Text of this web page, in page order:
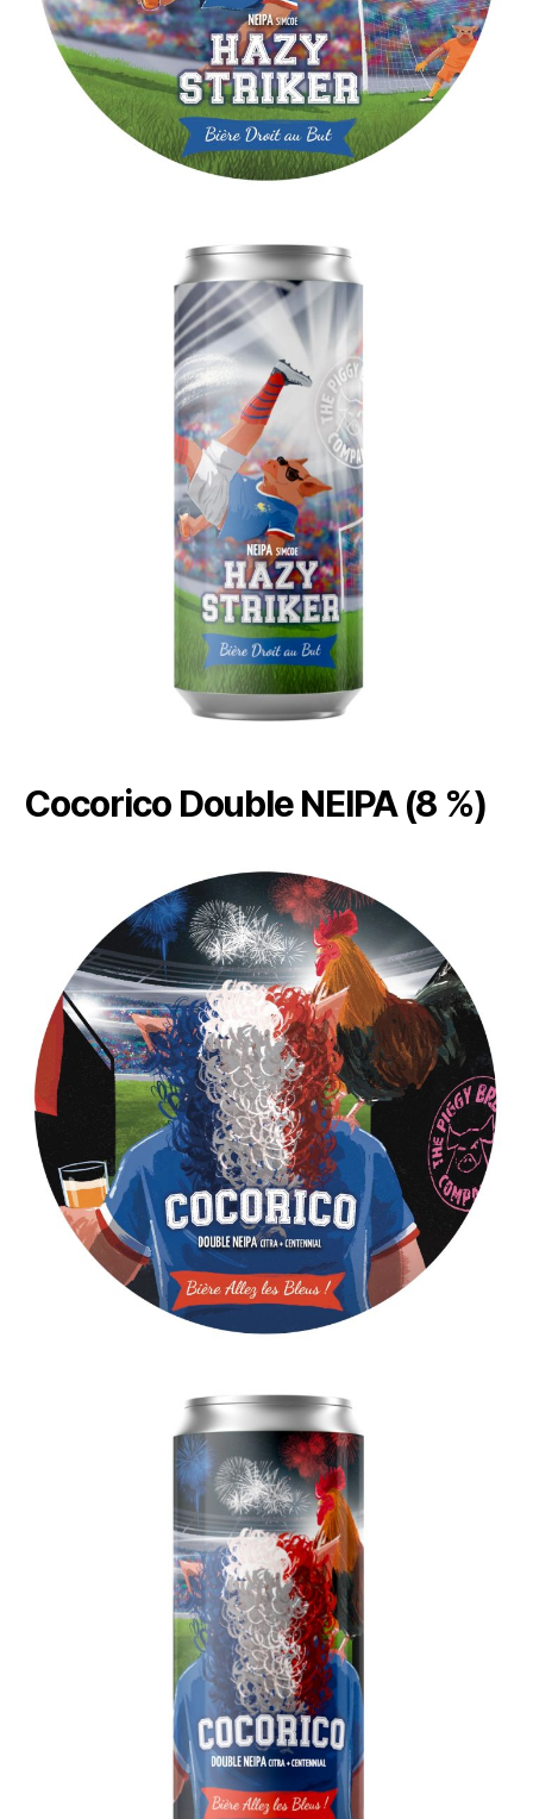
Cocorico Double NEIPA (8 %)